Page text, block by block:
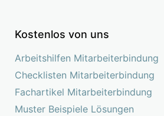
Kostenlos von uns
Arbeitshilfen Mitarbeiterbindung
Checklisten Mitarbeiterbindung
Fachartikel Mitarbeiterbindung
Muster Beispiele Lösungen